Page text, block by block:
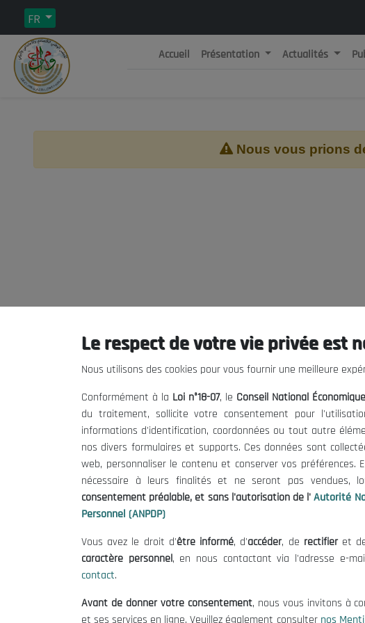
FR
République
Accueil Présentation Actualités
Nous vous prions
Le CNESE
Le président
Organisation
Publications
Mentions Légales
Conditions d'Utilisation
Politique de
Politique des Cookies
© 2026
Le respect de votre vie privée est
Nous utilisons des cookies pour vous fournir une meilleure
Conformément à la Loi n°18-07, le Conseil National
du traitement, sollicite votre consentement pour
informations d'identification, coordonnées ou tout autre
nos divers formulaires et supports. Ces données sont
web, personnaliser le contenu et conserver vos préférences.
nécessaire à leurs finalités et ne seront pas vendues,
consentement préalable, et sans l'autorisation de l' Autorité
Personnel (ANPDP)
Vous avez le droit d'être informé, d'accéder, de rectifieret
caractère personnel, en nous contactant via l'adresse e-
contact.
Avant de donner votre consentement, nous vous invitons à
et ses services en ligne. Veuillez également consulter nos